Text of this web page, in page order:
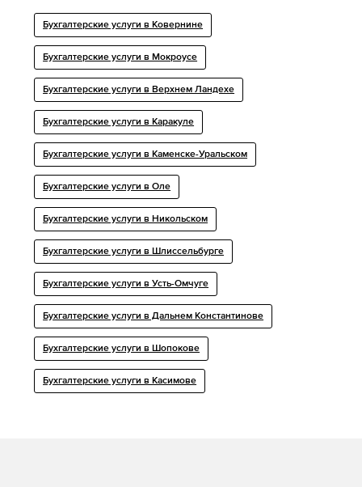
Бухгалтерские услуги в Ковернине
Бухгалтерские услуги в Мокроусе
Бухгалтерские услуги в Верхнем Ландехе
Бухгалтерские услуги в Каракуле
Бухгалтерские услуги в Каменске-Уральском
Бухгалтерские услуги в Оле
Бухгалтерские услуги в Никольском
Бухгалтерские услуги в Шлиссельбурге
Бухгалтерские услуги в Усть-Омчуге
Бухгалтерские услуги в Дальнем Константинове
Бухгалтерские услуги в Шопокове
Бухгалтерские услуги в Касимове